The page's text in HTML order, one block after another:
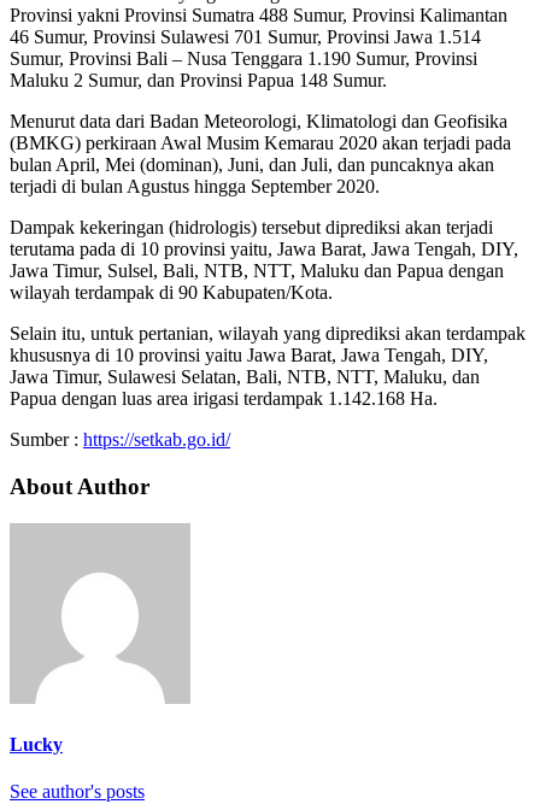
Provinsi yakni Provinsi Sumatra 488 Sumur, Provinsi Kalimantan
46 Sumur, Provinsi Sulawesi 701 Sumur, Provinsi Jawa 1.514
Sumur, Provinsi Bali – Nusa Tenggara 1.190 Sumur, Provinsi
Maluku 2 Sumur, dan Provinsi Papua 148 Sumur.
Menurut data dari Badan Meteorologi, Klimatologi dan Geofisika
(BMKG) perkiraan Awal Musim Kemarau 2020 akan terjadi pada
bulan April, Mei (dominan), Juni, dan Juli, dan puncaknya akan
terjadi di bulan Agustus hingga September 2020.
Dampak kekeringan (hidrologis) tersebut diprediksi akan terjadi
terutama pada di 10 provinsi yaitu, Jawa Barat, Jawa Tengah, DIY,
Jawa Timur, Sulsel, Bali, NTB, NTT, Maluku dan Papua dengan
wilayah terdampak di 90 Kabupaten/Kota.
Selain itu, untuk pertanian, wilayah yang diprediksi akan terdampak
khususnya di 10 provinsi yaitu Jawa Barat, Jawa Tengah, DIY,
Jawa Timur, Sulawesi Selatan, Bali, NTB, NTT, Maluku, dan
Papua dengan luas area irigasi terdampak 1.142.168 Ha.
Sumber : https://setkab.go.id/
About Author
Lucky
See author's posts